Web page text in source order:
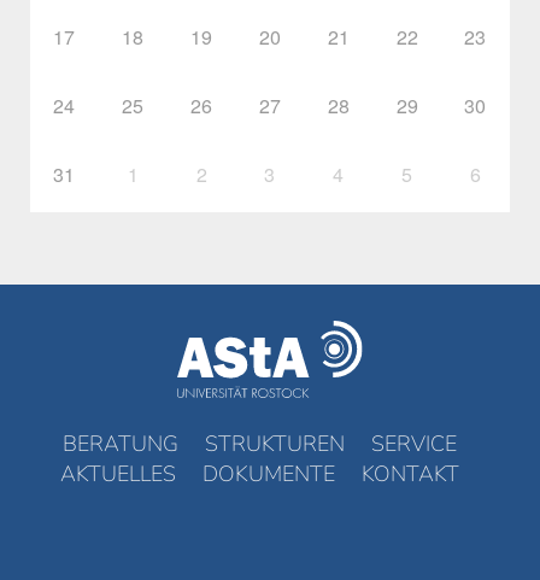
17 18 19 20 21 22 23
24 25 26 27 28 29 30
31 1 2 3 4 5 6
BERATUNG STRUKTUREN
SERVICE
AKTUELLES
DOKUMENTE KONTAKT